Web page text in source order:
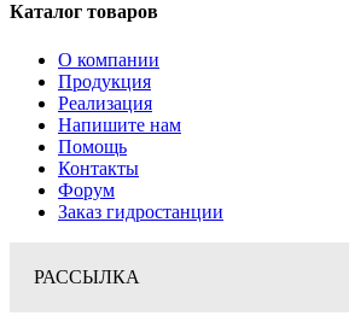
Каталог товаров
О компании
Продукция
Реализация
Напишите нам
Помощь
Контакты
Форум
Заказ гидростанции
РАССЫЛКА